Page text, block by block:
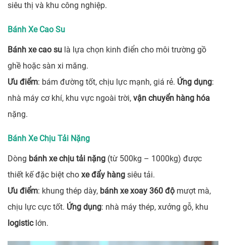
siêu thị và khu công nghiệp.
Bánh Xe Cao Su
Bánh xe cao su là lựa chọn kinh điển cho môi trường gồ
ghề hoặc sàn xi măng.
Ưu điểm: bám đường tốt, chịu lực mạnh, giá rẻ. Ứng dụng:
nhà máy cơ khí, khu vực ngoài trời, vận chuyển hàng hóa
nặng.
Bánh Xe Chịu Tải Nặng
Dòng bánh xe chịu tải nặng (từ 500kg – 1000kg) được
thiết kế đặc biệt cho xe đẩy hàng siêu tải.
Ưu điểm: khung thép dày, bánh xe xoay 360 độ mượt mà,
chịu lực cực tốt. Ứng dụng: nhà máy thép, xưởng gỗ, khu
logisticlớn.